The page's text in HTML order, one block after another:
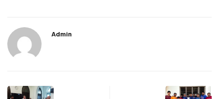
Admin